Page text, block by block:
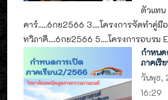
ตัวแทน
คาร์.....6กย2566 3....โครงการจัดทำคู่มื
ทวิภาคี....6กย2566 5....โครงการอบรม
กำหนด
ภาคเ
วันพุธ,
16:29